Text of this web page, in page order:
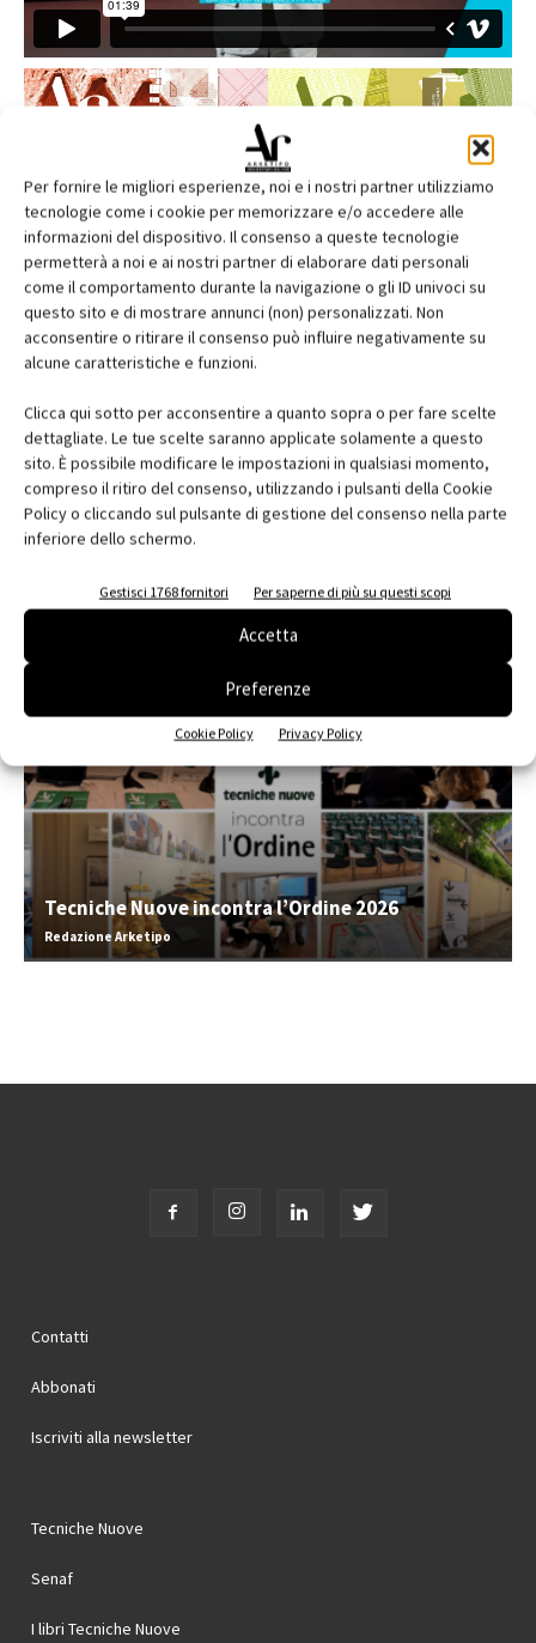
Per fornire le migliori esperienze, noi e i nostri partner utilizziamo
tecnologie come i cookie per memorizzare e/o accedere alle
informazioni del dispositivo. Il consenso a queste tecnologie
permetterà a noi e ai nostri partner di elaborare dati personali
come il comportamento durante la navigazione o gli ID univoci su
questo sito e di mostrare annunci (non) personalizzati. Non
acconsentire o ritirare il consenso può influire negativamente su
alcune caratteristiche e funzioni.
Clicca qui sotto per acconsentire a quanto sopra o per fare scelte
dettagliate. Le tue scelte saranno applicate solamente a questo
sito. È possibile modificare le impostazioni in qualsiasi momento,
compreso il ritiro del consenso, utilizzando i pulsanti della Cookie
Policy o cliccando sul pulsante di gestione del consenso nella parte
inferiore dello schermo.
Gestisci 1768 fornitori Per saperne di più su questi scopi
Accetta
Preferenze
Cookie Policy Privacy Policy
Edicola web
Abbonati e regala
Tecniche Nuove incontra l’Ordine 2026
Redazione Arketipo
Contatti
Abbonati
Iscriviti alla newsletter
Tecniche Nuove
Senaf
I libri Tecniche Nuove